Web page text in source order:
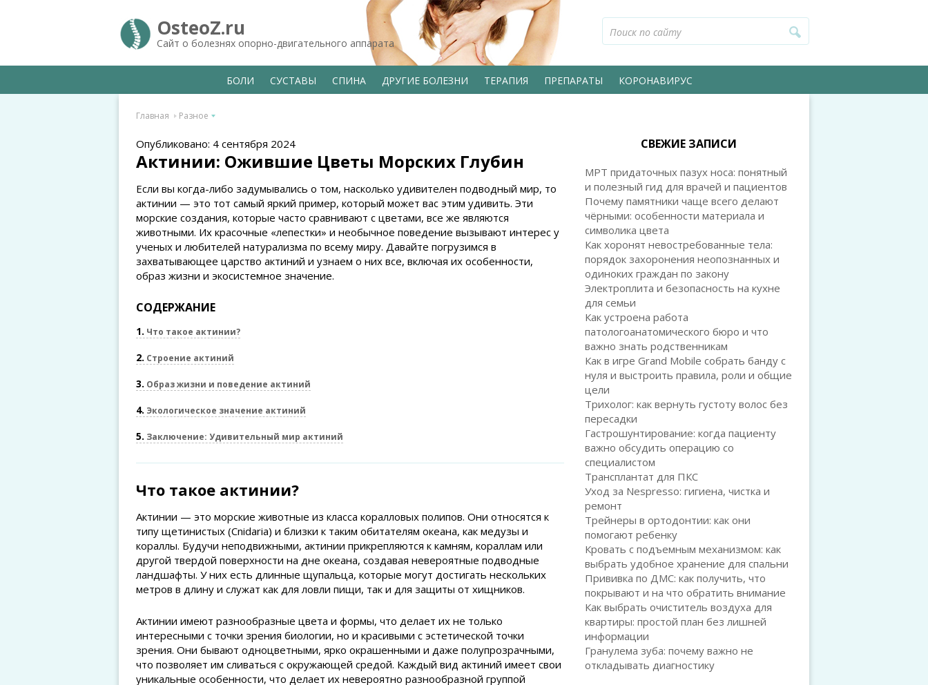
OsteoZ.ru
Сайт о болезнях опорно-двигательного аппарата
БОЛИ СУСТАВЫ СПИНА ДРУГИЕ БОЛЕЗНИ ТЕРАПИЯ ПРЕПАРАТЫ КОРОНАВИРУС
Главная Разное
Опубликовано: 4 сентября 2024
Актинии: Ожившие Цветы Морских Глубин
Если вы когда-либо задумывались о том, насколько удивителен подводный мир, то
актинии — это тот самый яркий пример, который может вас этим удивить. Эти
морские создания, которые часто сравнивают с цветами, все же являются
животными. Их красочные «лепестки» и необычное поведение вызывают интерес у
ученых и любителей натурализма по всему миру. Давайте погрузимся в
захватывающее царство актиний и узнаем о них все, включая их особенности,
образ жизни и экосистемное значение.
СОДЕРЖАНИЕ
1 Что такое актинии?
2 Строение актиний
3 Образ жизни и поведение актиний
4 Экологическое значение актиний
5 Заключение: Удивительный мир актиний
Что такое актинии?
Актинии — это морские животные из класса коралловых полипов. Они относятся к
типу щетинистых (Cnidaria) и близки к таким обитателям океана, как медузы и
кораллы. Будучи неподвижными, актинии прикрепляются к камням, кораллам или
другой твердой поверхности на дне океана, создавая невероятные подводные
ландшафты. У них есть длинные щупальца, которые могут достигать нескольких
метров в длину и служат как для ловли пищи, так и для защиты от хищников.
Актинии имеют разнообразные цвета и формы, что делает их не только
интересными с точки зрения биологии, но и красивыми с эстетической точки
зрения. Они бывают одноцветными, ярко окрашенными и даже полупрозрачными,
что позволяет им сливаться с окружающей средой. Каждый вид актиний имеет свои
уникальные особенности, что делает их невероятно разнообразной группой
СВЕЖИЕ ЗАПИСИ
МРТ придаточных пазух носа: понятный
и полезный гид для врачей и пациентов
Почему памятники чаще всего делают
чёрными: особенности материала и
символика цвета
Как хоронят невостребованные тела:
порядок захоронения неопознанных и
одиноких граждан по закону
Электроплита и безопасность на кухне
для семьи
Как устроена работа
патологоанатомического бюро и что
важно знать родственникам
Как в игре Grand Mobile собрать банду с
нуля и выстроить правила, роли и общие
цели
Трихолог: как вернуть густоту волос без
пересадки
Гастрошунтирование: когда пациенту
важно обсудить операцию со
специалистом
Трансплантат для ПКС
Уход за Nespresso: гигиена, чистка и
ремонт
Трейнеры в ортодонтии: как они
помогают ребенку
Кровать с подъемным механизмом: как
выбрать удобное хранение для спальни
Прививка по ДМС: как получить, что
покрывают и на что обратить внимание
Как выбрать очиститель воздуха для
квартиры: простой план без лишней
информации
Гранулема зуба: почему важно не
откладывать диагностику